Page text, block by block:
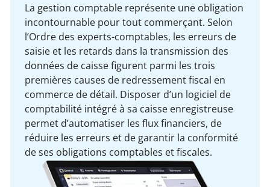
La gestion comptable représente une obligation
incontournable pour tout commerçant. Selon
l’Ordre des experts-comptables, les erreurs de
saisie et les retards dans la transmission des
données de caisse figurent parmi les trois
premières causes de redressement fiscal en
commerce de détail. Disposer d’un logiciel de
comptabilité intégré à sa caisse enregistreuse
permet d’automatiser les flux financiers, de
réduire les erreurs et de garantir la conformité
de ses obligations comptables et fiscales.